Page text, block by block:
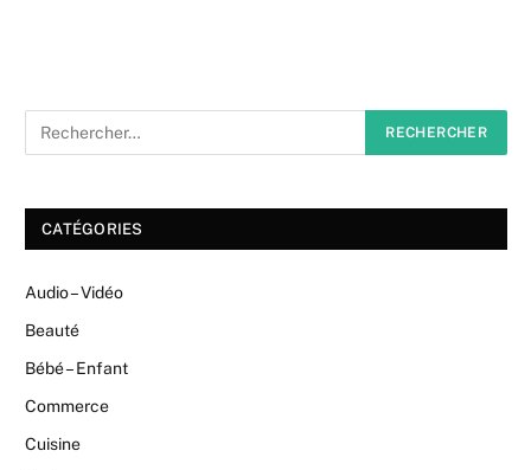
CATÉGORIES
Audio – Vidéo
Beauté
Bébé – Enfant
Commerce
Cuisine